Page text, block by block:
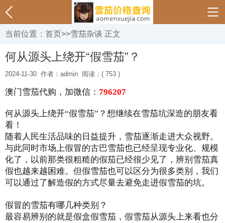
当前位置： 首页>>雪茄杂谈 正文
何从源头上绕开“假雪茄”？
2024-11-30 作者：admin 阅读：( 753 )
澳门雪茄代购，加微信： 796207
何从源头上绕开“假雪茄”？想继续在雪茄坑深造的朋友看
看！
随着人民生活品味的日益提升，雪茄逐渐走进大众视野。
与此同时市场上假冒的古巴雪茄也已经呈现专业化、规模
化了，以前那类很粗糙的假茄已经很少见了，辨别雪茄真
假也越来越困难。但假雪茄也可以区分为很多类别，我们
可以通过了解造假的方式尽量去避免走进假雪茄的坑。
假冒的雪茄有哪几种类别？
最容易辨别的就是假盒假雪茄，假雪茄从源头上来看也分